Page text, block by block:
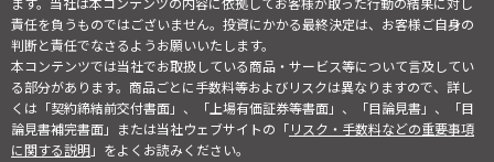
ます。当社は本コンテンツの内容に依拠してお客様が取った行動の結果に対し
責任を負うものではございません。投資にかかる最終決定は、お客様ご自身の
判断と責任でなさるようお願いいたします。
本コンテンツでは当社でお取扱している商品・サービス等について言及してい
る部分があります。商品ごとに手数料等およびリスクは異なりますので、詳し
くは「契約締結前交付書面」、「上場有価証券等書面」、「目論見書」、「目
論見書補完書面」または当社ウェブサイトの「リスク・手数料などの重要事項
に関する説明」をよくお読みください。